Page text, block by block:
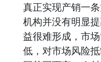
真正实现产销一
机构并没有明显
益很难形成，市
低，对市场风险